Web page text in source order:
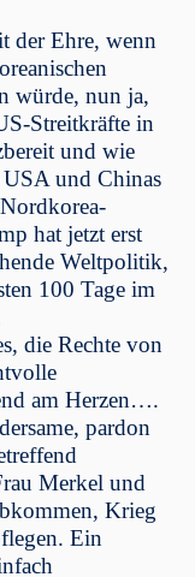
der Ehre, wenn
würde, nun ja,
Streitkräfte in
und wie
und Chinas
hat jetzt erst
Weltpolitik,
100 Tage im
die Rechte von
am Herzen….
pardon
Merkel und
Krieg
Ein